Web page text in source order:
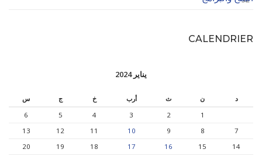
CALENDRIER
يناير 2024
د ن ث أرب خ ج
س
1
2
3
4
5
6
7
8
9
10
11
12
13
14
15
16
17
18
19
20